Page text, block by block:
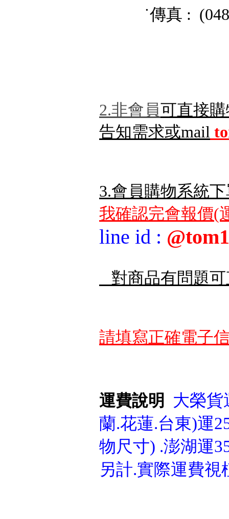
˙傳真 :
2.非會員可直接
告知需求或mail
3.會員購物系統
我確認完會報價(
line id :
對商品有問題
請填寫正確電子
運費說明
大榮貨
蘭.花蓮.台東)運
物尺寸) .澎湖運
另計.實際運費